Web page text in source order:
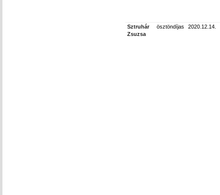
Sztruhár
Zsuzsa
ösztöndíjas 2020.12.14.